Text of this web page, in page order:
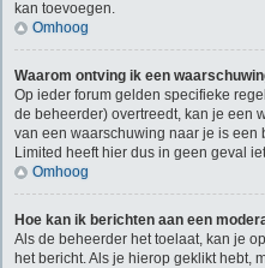
kan toevoegen.
Omhoog
Waarom ontving ik een
Op ieder forum gelden specifieke
de beheerder) overtreedt, kan je een
van een waarschuwing naar je is een
Limited heeft hier dus in geen geval
Omhoog
Hoe kan ik berichten aan een
Als de beheerder het toelaat, kan je
het bericht. Als je hierop geklikt hebt,